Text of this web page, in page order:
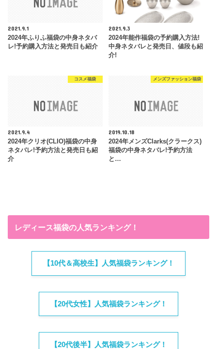
2021.9.1
2024年ふりふ福袋の中身ネタバ
レ!予約購入方法と発売日も紹介
2021.9.3
2024年能作福袋の予約購入方法!
中身ネタバレと発売日、値段も紹
介!
コスメ福袋
2021.9.4
2024年クリオ(CLIO)福袋の中身
ネタバレ!予約方法と発売日も紹
介
メンズファッション福袋
2019.10.18
2024年メンズClarks(クラークス)
福袋の中身ネタバレ!予約方法
と…
レディース福袋の人気ランキング！
【10代＆高校生】人気福袋ランキング！
【20代女性】人気福袋ランキング！
【20代後半】人気福袋ランキング！